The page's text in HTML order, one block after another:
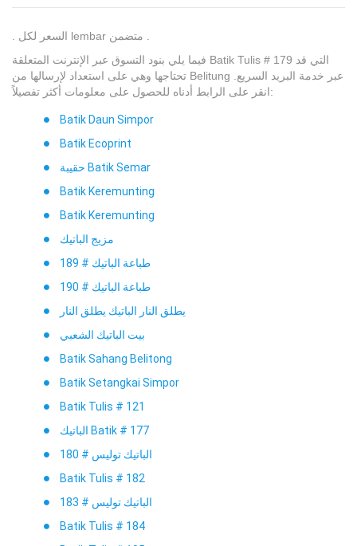
فيما يلي بنود التسوق عبر الإنترنت المتعلقة Batik Tulis # 179 التي قد
تحتاجها وهي على استعداد لإرسالها من Belitung عبر خدمة البريد السريع.
انقر على الرابط أدناه للحصول على معلومات أكثر تفصيلاً:
Batik Daun Simpor
Batik Ecoprint
حقيبة Batik Semar
Batik Keremunting
Batik Keremunting
مزيج الباتيك
طباعة الباتيك # 189
طباعة الباتيك # 190
يطلق النار الباتيك يطلق النار
بيت الباتيك الشعبي
Batik Sahang Belitong
Batik Setangkai Simpor
Batik Tulis # 121
الباتيك Batik # 177
الباتيك توليس # 180
Batik Tulis # 182
الباتيك توليس # 183
Batik Tulis # 184